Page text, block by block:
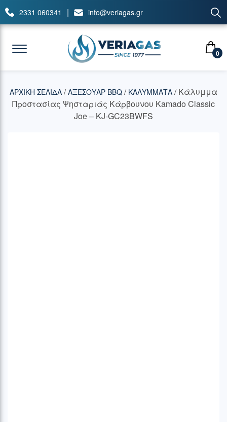
2331 060341 | info@veriagas.gr
0
ΑΡΧΙΚΉ ΣΕΛΊΔΑ /ΑΞΕΣΟΥΑΡ BBQ / ΚΑΛΥΜΜΑΤΑ / Κάλυμμα
Προστασίας Ψησταριάς Κάρβουνου Kamado Classic
Joe – KJ-GC23BWFS